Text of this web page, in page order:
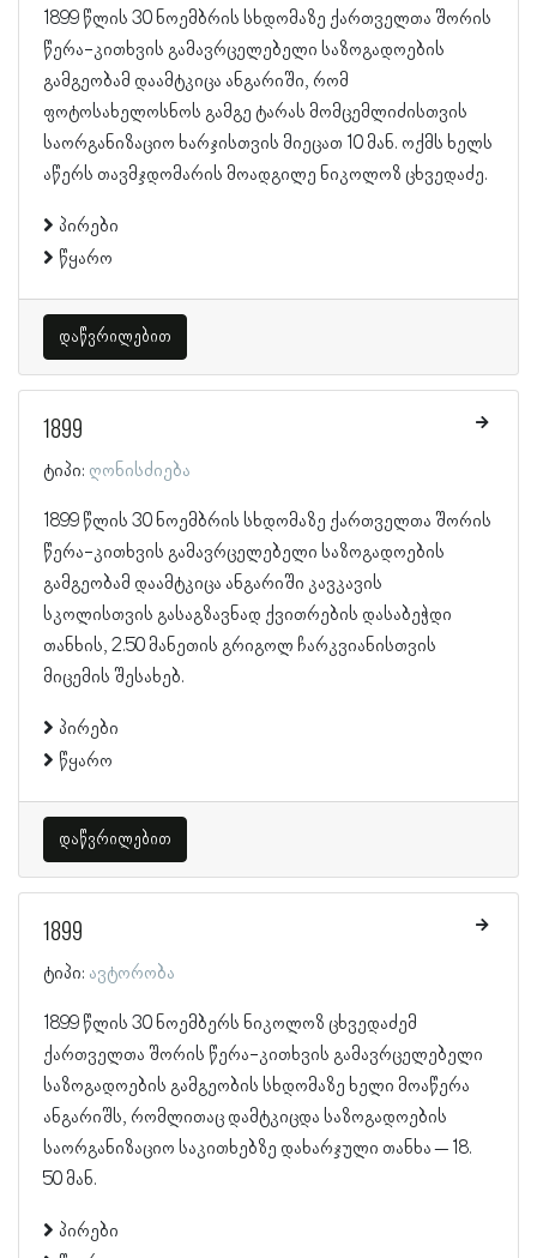
1899 წლის 30 ნოემბრის სხდომაზე ქართველთა შორის
წერა-კითხვის გამავრცელებელი საზოგადოების
გამგეობამ დაამტკიცა ანგარიში, რომ
ფოტოსახელოსნოს გამგე ტარას მომცემლიძისთვის
საორგანიზაციო ხარჯისთვის მიეცათ 10 მან. ოქმს ხელს
აწერს თავმჯდომარის მოადგილე ნიკოლოზ ცხვედაძე.
პირები
წყარო
დაწვრილებით
1899
ტიპი: ღონისძიება
1899 წლის 30 ნოემბრის სხდომაზე ქართველთა შორის
წერა-კითხვის გამავრცელებელი საზოგადოების
გამგეობამ დაამტკიცა ანგარიში კავკავის
სკოლისთვის გასაგზავნად ქვითრების დასაბეჭდი
თანხის, 2.50 მანეთის გრიგოლ ჩარკვიანისთვის
მიცემის შესახებ.
პირები
წყარო
დაწვრილებით
1899
ტიპი: ავტორობა
1899 წლის 30 ნოემბერს ნიკოლოზ ცხვედაძემ
ქართველთა შორის წერა-კითხვის გამავრცელებელი
საზოგადოების გამგეობის სხდომაზე ხელი მოაწერა
ანგარიშს, რომლითაც დამტკიცდა საზოგადოების
საორგანიზაციო საკითხებზე დახარჯული თანხა – 18.
50 მან.
პირები